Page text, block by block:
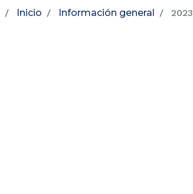
Inicio Información general 2023